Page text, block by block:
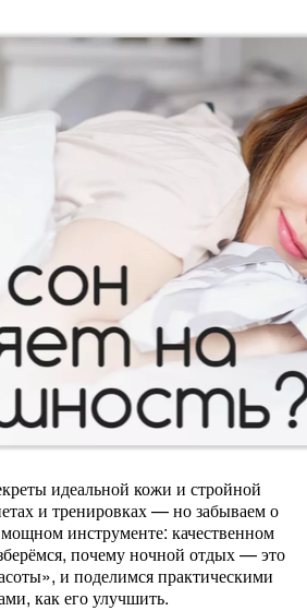
идеальной кожи и стройной
и тренировках — но забываем о
инструменте: качественном
почему ночной отдых — это
и поделимся практическими
как его улучшить.